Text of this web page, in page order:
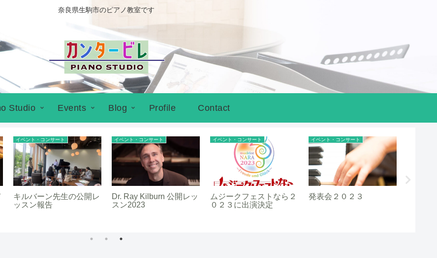
奈良県生駒市のピアノ教室です
Studio Events Blog Profile Contact
イベント・コンサート
キルバーン先生の公開レ
ッスン報告
イベント・コンサート
Dr. Ray Kilburn 公開レッ
スン2023
イベント・コンサート
ムジークフェストなら２
０２３に出演決定
イベント・コンサート
発表会２０２３